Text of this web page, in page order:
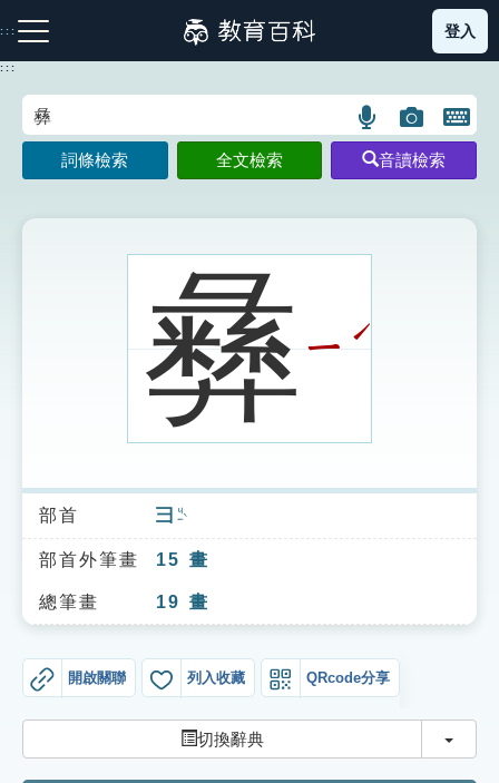
到
主
:::
注音索引圖示 筆畫索引圖示 部首索引表圖示
索引選單
知識索引
單字索引
登入
:::
語
言
搜
示
圖
片
搜
開
鍵
圖
詞條檢索 全文檢索 音讀檢索
彝ㄧ ˊ
部首 彐 ㄐㄧˋ
部首外筆畫 15 畫
總筆畫 19 畫
開啟關聯 列入收藏 QRcode分享
切換辭典 切換